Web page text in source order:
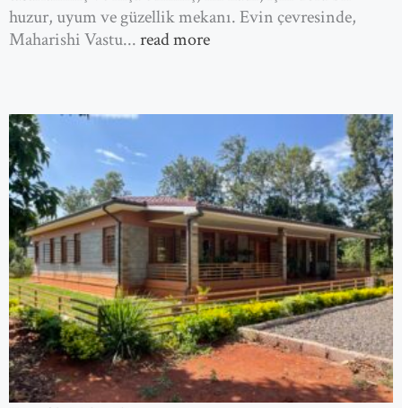
huzur, uyum ve güzellik mekanı. Evin çevresinde,
Maharishi Vastu...read more